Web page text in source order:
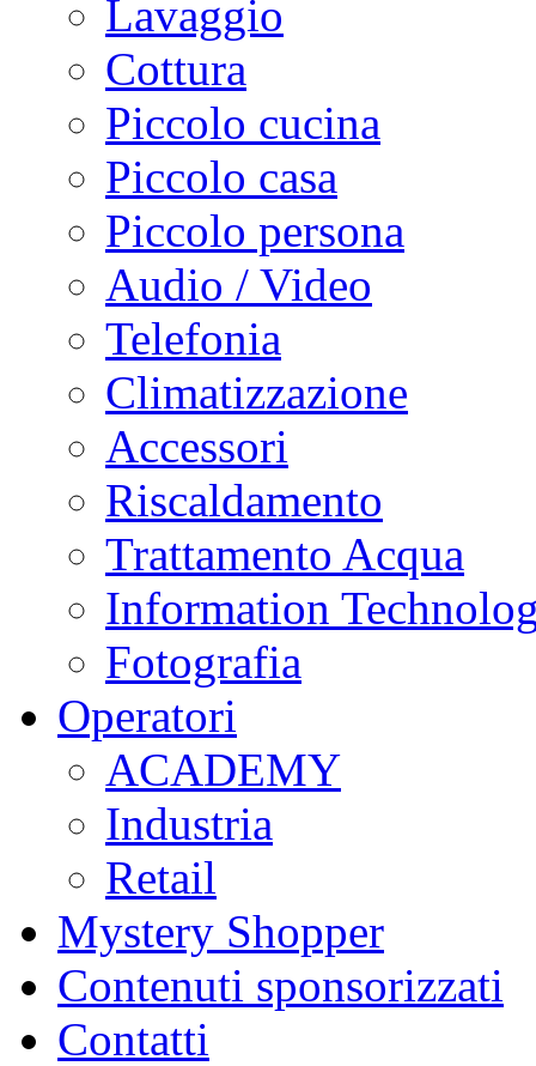
Lavaggio
Cottura
Piccolo cucina
Piccolo casa
Piccolo persona
Audio / Video
Telefonia
Climatizzazione
Accessori
Riscaldamento
Trattamento Acqua
Information
Fotografia
Operatori
ACADEMY
Industria
Retail
Mystery Shopper
Contenuti sponsorizzati
Contatti